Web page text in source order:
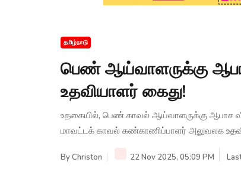
தமிழ்நாடு
பெண் ஆய்வாளருக்கு
உதவியாளர் கைது!
உதகையில், பெண் காவல் ஆய்வாளருக்கு ஆபாச
மாவட்டக் காவல் கண்காணிப்பாளர் அலுவலக
ByChriston 22 Nov 2025, 05:09 PM